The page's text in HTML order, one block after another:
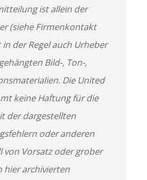
ist allein der
(siehe Firmenkontakt
der Regel auch Urheber
Bild-, Ton-,
Die United
keine Haftung für die
der dargestellten
oder anderen
von Vorsatz oder grober
hier archivierten